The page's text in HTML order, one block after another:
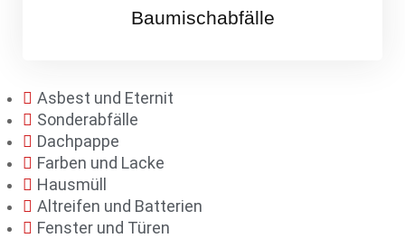
Baumischabfälle
Asbest und Eternit
Sonderabfälle
Dachpappe
Farben und Lacke
Hausmüll
Altreifen und Batterien
Fenster und Türen